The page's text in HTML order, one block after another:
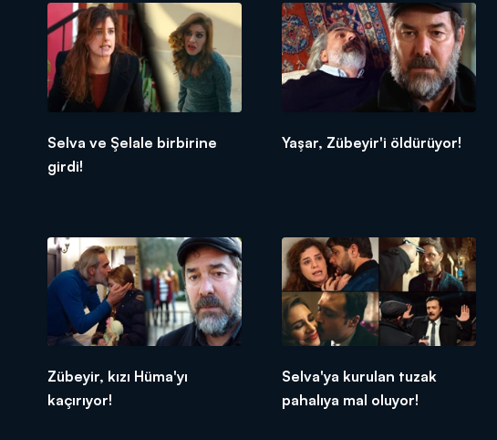
Selva ve Şelale birbirine
girdi!
Yaşar, Zübeyir'i öldürüyor!
Zübeyir, kızı Hüma'yı
kaçırıyor!
Selva'ya kurulan tuzak
pahalıya mal oluyor!